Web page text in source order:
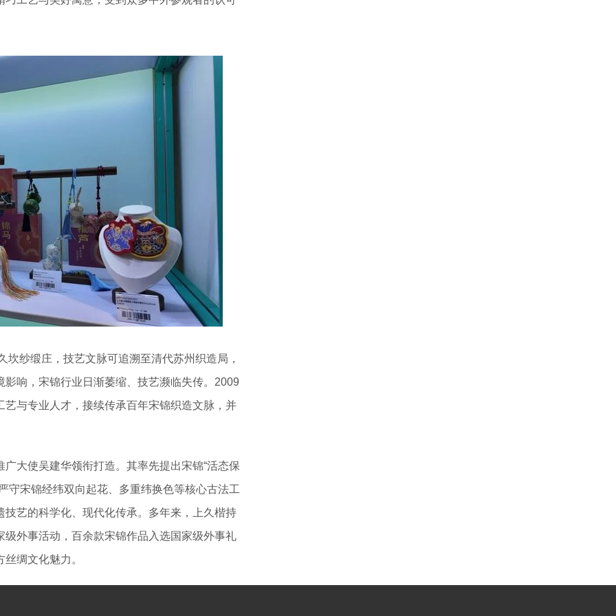
纱缎庄，技艺文脉可追溯至清代苏州织造局，
响，宋锦行业日渐萎缩、技艺濒临失传。2009
与专业人才，接续传承百年宋锦织造文脉，并
大使吴建华领衔打造。其率先提出宋锦“活态保
守宋锦经纬双向起花、多重纬换色等核心古法工
艺的科学化、现代化传承。多年来，上久楷持
外事活动，百余款宋锦作品入选国家级外事礼
绸文化魅力。